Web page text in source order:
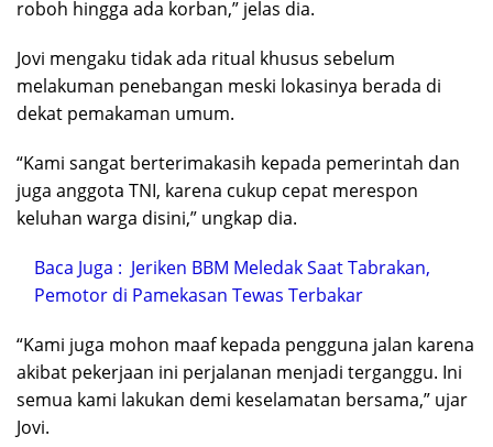
roboh hingga ada korban,” jelas dia.
Jovi mengaku tidak ada ritual khusus sebelum
melakuman penebangan meski lokasinya berada di
dekat pemakaman umum.
“Kami sangat berterimakasih kepada pemerintah dan
juga anggota TNI, karena cukup cepat merespon
keluhan warga disini,” ungkap dia.
Baca Juga : Jeriken BBM Meledak Saat Tabrakan,
Pemotor di Pamekasan Tewas Terbakar
“Kami juga mohon maaf kepada pengguna jalan karena
akibat pekerjaan ini perjalanan menjadi terganggu. Ini
semua kami lakukan demi keselamatan bersama,” ujar
Jovi.